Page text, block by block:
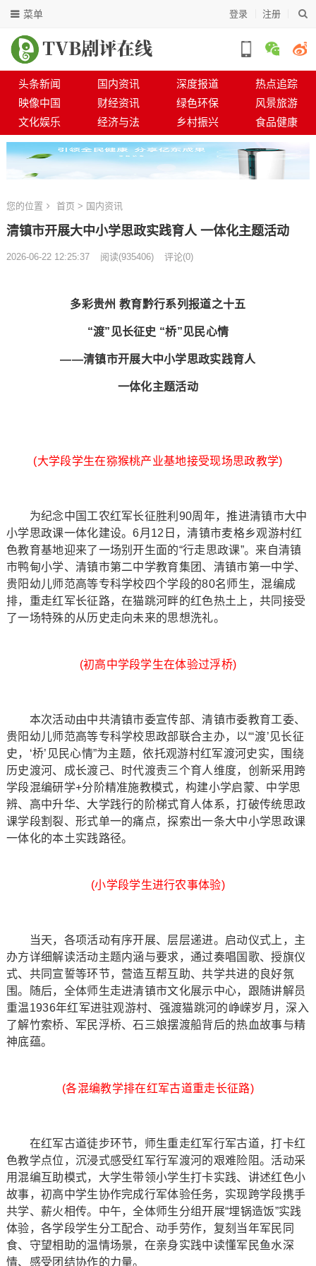
登录 注册
菜单
头条新闻 国内资讯 深度报道
热点追踪
映像中国
财经资讯 绿色环保
风景旅游
文化娱乐
经济与法 乡村振兴 食品健康
您的位置 首页 > 国内资讯
清镇市开展大中小学思政实践育人 一体化主题活动
2026-06-22 12:25:37 阅读(935406) 评论(0)
多彩贵州 教育黔行系列报道之十五
“渡”见长征史 “桥”见民心情
——清镇市开展大中小学思政实践育人
一体化主题活动
(大学段学生在猕猴桃产业基地接受现场思政教学)
为纪念中国工农红军长征胜利90周年，推进清镇市大中
小学思政课一体化建设。6月12日，清镇市麦格乡观游村红
色教育基地迎来了一场别开生面的“行走思政课”。来自清镇
市鸭甸小学、清镇市第二中学教育集团、清镇市第一中学、
贵阳幼儿师范高等专科学校四个学段的80名师生，混编成
排，重走红军长征路，在猫跳河畔的红色热土上，共同接受
了一场特殊的从历史走向未来的思想洗礼。
(初高中学段学生在体验过浮桥)
本次活动由中共清镇市委宣传部、清镇市委教育工委、
贵阳幼儿师范高等专科学校思政部联合主办，以“‘渡’见长征
史，‘桥’见民心情”为主题，依托观游村红军渡河史实，围绕
历史渡河、成长渡己、时代渡责三个育人维度，创新采用跨
学段混编研学+分阶精准施教模式，构建小学启蒙、中学思
辨、高中升华、大学践行的阶梯式育人体系，打破传统思政
课学段割裂、形式单一的痛点，探索出一条大中小学思政课
一体化的本土实践路径。
(小学段学生进行农事体验)
当天，各项活动有序开展、层层递进。启动仪式上，主
办方详细解读活动主题内涵与要求，通过奏唱国歌、授旗仪
式、共同宣誓等环节，营造互帮互助、共学共进的良好氛
围。随后，全体师生走进清镇市文化展示中心，跟随讲解员
重温1936年红军进驻观游村、强渡猫跳河的峥嵘岁月，深入
了解竹索桥、军民浮桥、石三娘摆渡船背后的热血故事与精
神底蕴。
(各混编教学排在红军古道重走长征路)
在红军古道徒步环节，师生重走红军行军古道，打卡红
色教学点位，沉浸式感受红军行军渡河的艰难险阻。活动采
用混编互助模式，大学生带领小学生打卡实践、讲述红色小
故事，初高中学生协作完成行军体验任务，实现跨学段携手
共学、薪火相传。中午，全体师生分组开展“埋锅造饭”实践
体验，各学段学生分工配合、动手劳作，复刻当年军民同
食、守望相助的温情场景，在亲身实践中读懂军民鱼水深
情、感受团结协作的力量。